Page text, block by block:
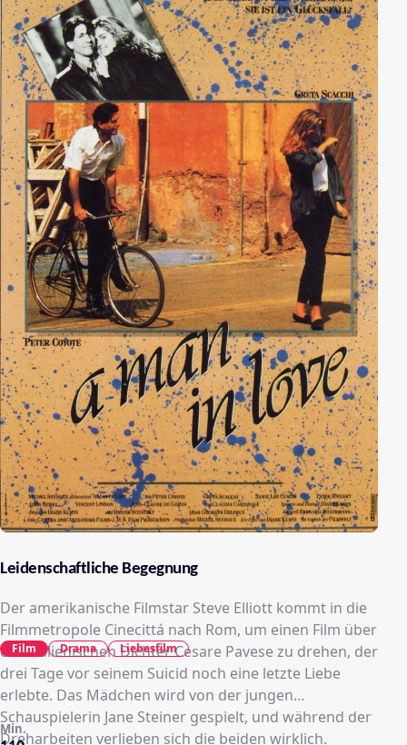
Leidenschaftliche Begegnung
Der amerikanische Filmstar Steve Elliott kommt in die
Filmmetropole Cinecittá nach Rom, um einen Film über
den italienischen Dichter Cesare Pavese zu drehen, der
drei Tage vor seinem Suicid noch eine letzte Liebe
erlebte. Das Mädchen wird von der jungen
Schauspielerin Jane Steiner gespielt, und während der
Dreharbeiten verlieben sich die beiden wirklich.
Min.
Film Drama Liebesfilm